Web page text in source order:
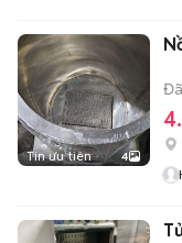
Tin ưu tiên 4